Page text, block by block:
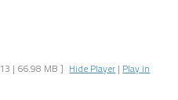
| 66.98 MB ] Hide Player | Play in